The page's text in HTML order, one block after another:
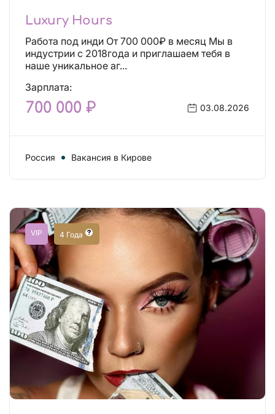
Luxury Hours
Работа под инди От 700 000₽ в месяц Мы в
индустрии с 2018года и приглашаем тебя в
наше уникальное аг...
Зарплата:
700 000 ₽ 03.08.2026
Россия Вакансия в Кирове
VIP 4 Года